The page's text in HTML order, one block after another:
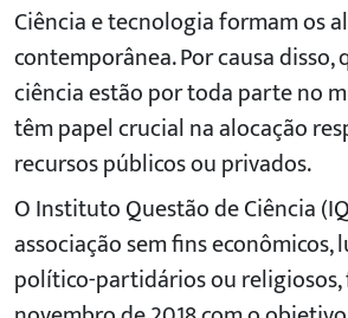
Ciência e tecnologia formam os
contemporânea. Por causa disso,
ciência estão por toda parte no
têm papel crucial na alocação
recursos públicos ou privados.
O Instituto Questão de Ciência
associação sem fins econômicos,
político-partidários ou religiosos,